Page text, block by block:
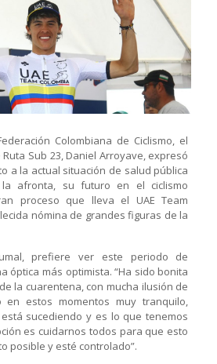
Colombiana de Ciclismo, el
Sub 23, Daniel Arroyave, expresó
a la actual situación de salud pública
afronta, su futuro en el ciclismo
proceso que lleva el UAE Team
nómina de grandes figuras de la
prefiere ver este periodo de
óptica más optimista. “Ha sido bonita
la cuarentena, con mucha ilusión de
estos momentos muy tranquilo,
sucediendo y es lo que tenemos
es cuidarnos todos para que esto
posible y esté controlado”.